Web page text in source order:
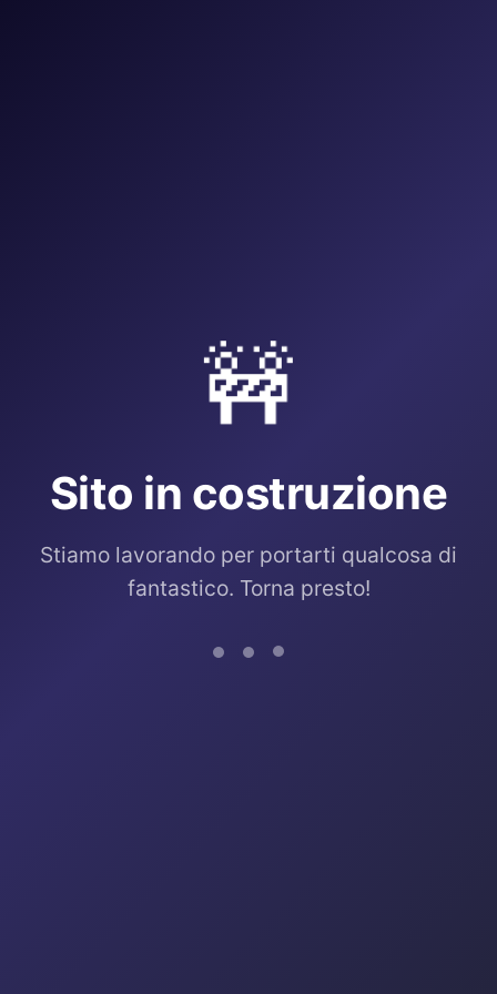
🚧
Sito in costruzione
Stiamo lavorando per portarti qualcosa di
fantastico. Torna presto!